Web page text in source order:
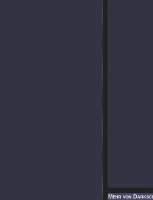
Mehr von